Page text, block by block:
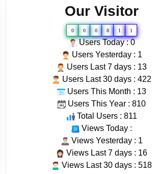
Our Visitor
0 0 0 8 1 1
Users Today : 0
Users Yesterday : 1
Users Last 7 days : 13
Users Last 30 days : 422
Users This Month : 13
Users This Year : 810
Total Users : 811
Views Today :
Views Yesterday : 1
Views Last 7 days : 16
Views Last 30 days : 518